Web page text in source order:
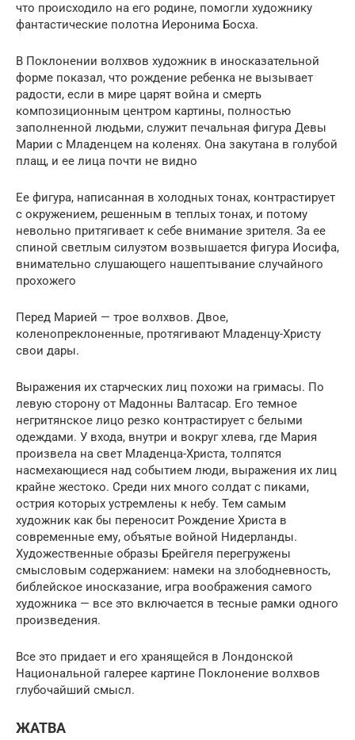
что происходило на его родине, помогли художнику
фантастические полотна Иеронима Босха.
В Поклонении волхвов художник в иносказательной
форме показал, что рождение ребенка не вызывает
радости, если в мире царят война и смерть
композиционным центром картины, полностью
заполненной людьми, служит печальная фигура Девы
Марии с Младенцем на коленях. Она закутана в голубой
плащ, и ее лица почти не видно
Ее фигура, написанная в холодных тонах, контрастирует
с окружением, решенным в теплых тонах, и потому
невольно притягивает к себе внимание зрителя. За ее
спиной светлым силуэтом возвышается фигура Иосифа,
внимательно слушающего нашептывание случайного
прохожего
Перед Марией — трое волхвов. Двое,
коленопреклоненные, протягивают Младенцу-Христу
свои дары.
Выражения их старческих лиц похожи на гримасы. По
левую сторону от Мадонны Валтасар. Его темное
негритянское лицо резко контрастирует с белыми
одеждами. У входа, внутри и вокруг хлева, где Мария
произвела на свет Младенца-Христа, толпятся
насмехающиеся над событием люди, выражения их лиц
крайне жестоко. Среди них много солдат с пиками,
острия которых устремлены к небу. Тем самым
художник как бы переносит Рождение Христа в
современные ему, объятые войной Нидерланды.
Художественные образы Брейгеля перегружены
смысловым содержанием: намеки на злободневность,
библейское иносказание, игра воображения самого
художника — все это включается в тесные рамки одного
произведения.
Все это придает и его хранящейся в Лондонской
Национальной галерее картине Поклонение волхвов
глубочайший смысл.
ЖАТВА